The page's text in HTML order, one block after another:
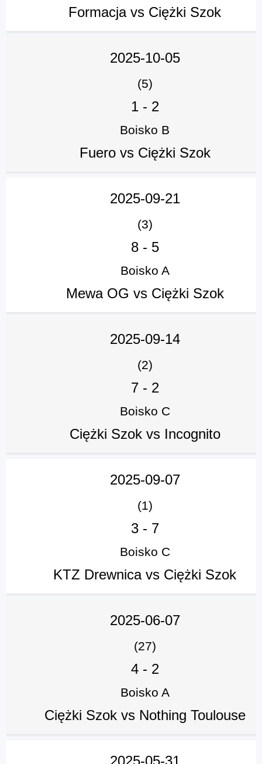
Formacja vs Ciężki Szok
2025-10-05
(5)
1- 2
Boisko B
Fuero vs Ciężki Szok
2025-09-21
(3)
8- 5
Boisko A
Mewa OG vs Ciężki Szok
2025-09-14
(2)
7- 2
Boisko C
Ciężki Szok vs Incognito
2025-09-07
(1)
3- 7
Boisko C
KTZ Drewnica vs Ciężki Szok
2025-06-07
(27)
4- 2
Boisko A
Ciężki Szok vs Nothing Toulouse